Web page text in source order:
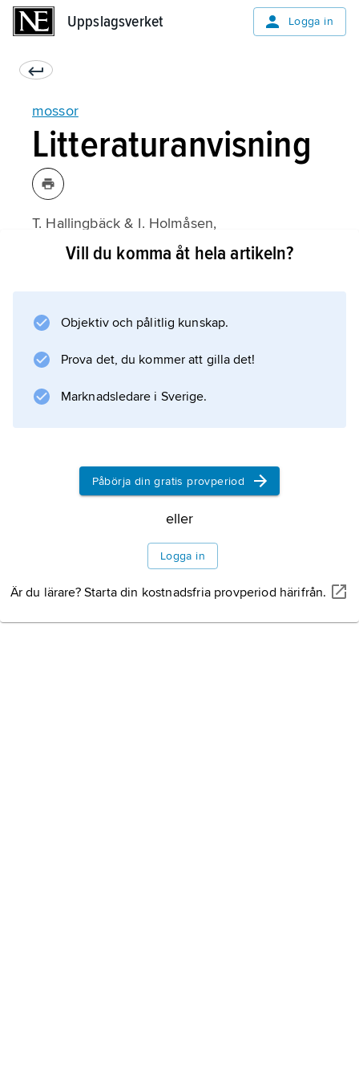
Uppslagsverket Logga in
mossor
Litteraturanvisning
T. Hallingbäck & I. Holmåsen,
Mossor: En fälthandbok
Vill du komma åt hela artikeln?
Objektiv och pålitlig kunskap.
Prova det, du kommer att gilla det!
Marknadsledare i Sverige.
Påbörja din gratis provperiod
eller
Logga in
Är du lärare? Starta din kostnadsfria provperiod härifrån.